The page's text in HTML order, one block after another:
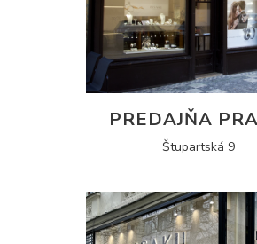
PREDAJŇA
Štupartská 9